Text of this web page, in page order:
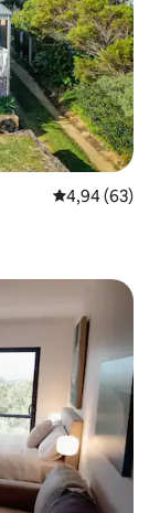
Середня
4,94 (63)